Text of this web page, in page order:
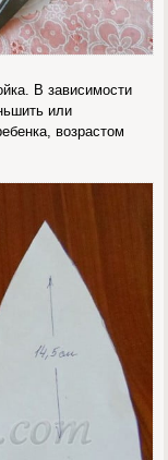
В зависимости
или
возрастом